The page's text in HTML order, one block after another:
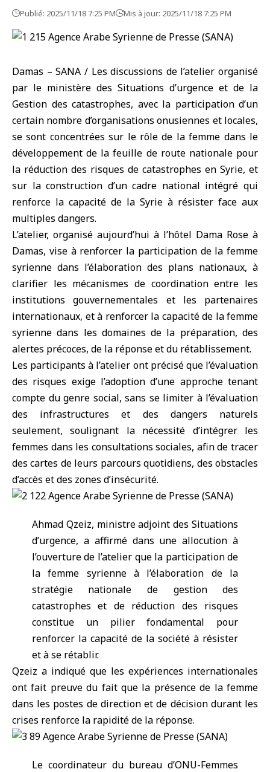
Publié: 2025/11/18 7:25 PM Mis à jour: 2025/11/18 7:25 PM
Damas – SANA / Les discussions de l’atelier organisé
par le ministère des Situations d’urgence et de la
Gestion des catastrophes, avec la participation d’un
certain nombre d’organisations onusiennes et locales,
se sont concentrées sur le rôle de la femme dans le
développement de la feuille de route nationale pour
la réduction des risques de catastrophes en Syrie, et
sur la construction d’un cadre national intégré qui
renforce la capacité de la Syrie à résister face aux
multiples dangers.
L’atelier, organisé aujourd’hui à l’hôtel Dama Rose à
Damas, vise à renforcer la participation de la femme
syrienne dans l’élaboration des plans nationaux, à
clarifier les mécanismes de coordination entre les
institutions gouvernementales et les partenaires
internationaux, et à renforcer la capacité de la femme
syrienne dans les domaines de la préparation, des
alertes précoces, de la réponse et du rétablissement.
Les participants à l’atelier ont précisé que l’évaluation
des risques exige l’adoption d’une approche tenant
compte du genre social, sans se limiter à l’évaluation
des infrastructures et des dangers naturels
seulement, soulignant la nécessité d’intégrer les
femmes dans les consultations sociales, afin de tracer
des cartes de leurs parcours quotidiens, des obstacles
d’accès et des zones d’insécurité.
Ahmad Qzeiz, ministre adjoint des Situations
d’urgence, a affirmé dans une allocution à
l’ouverture de l’atelier que la participation de
la femme syrienne à l’élaboration de la
stratégie nationale de gestion des
catastrophes et de réduction des risques
constitue un pilier fondamental pour
renforcer la capacité de la société à résister
et à se rétablir.
Qzeiz a indiqué que les expériences internationales
ont fait preuve du fait que la présence de la femme
dans les postes de direction et de décision durant les
crises renforce la rapidité de la réponse.
Le coordinateur du bureau d’ONU-Femmes